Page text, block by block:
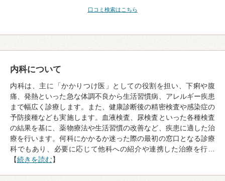
口コミ検索はこちら
内科について
内科は、主に「かかりつけ医」としての役割を担い、下痢や腹
痛、発熱といった急な体調不良から生活習慣病、アレルギー疾患
まで幅広く診療します。また、健康診断後の精密検査や感染症の
予防接種なども実施します。血液検査、尿検査といった各種検査
の結果を基に、薬物療法や生活習慣の改善など、疾患に適した治
療を行います。何科にかかるか迷った際の最初の窓口となる診療
科でもあり、必要に応じて他科への紹介や連携した治療を行…
【続きを読む】